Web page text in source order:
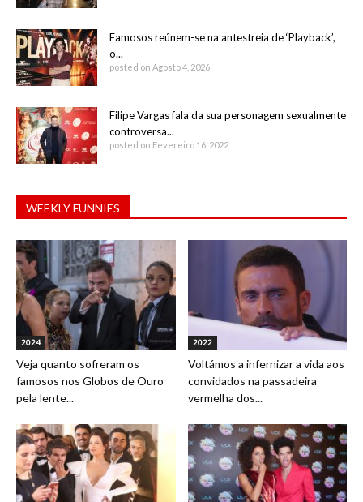
Famosos reúnem-se na antestreia de ‘Playback’,
o...
posted on Agosto 4, 2026
Filipe Vargas fala da sua personagem sexualmente
controversa...
posted on Fevereiro 16, 2022
WEEKLY FUNNIES
2024
Veja quanto sofreram os
famosos nos Globos de Ouro
pela lente...
2022
Voltámos a infernizar a vida aos
convidados na passadeira
vermelha dos...